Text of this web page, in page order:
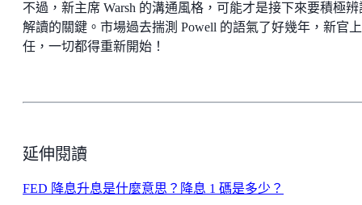
不過，新主席 Warsh 的溝通風格，可能才是接下來要積極辨
解讀的關鍵。市場過去揣測 Powell 的語氣了好幾年，新官上
任，一切都得重新開始！
延伸閱讀
FED 降息升息是什麼意思？降息 1 碼是多少？